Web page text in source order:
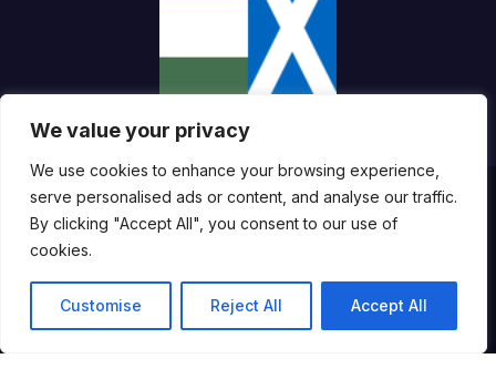
We value your privacy
We use cookies to enhance your browsing experience,
serve personalised ads or content, and analyse our traffic.
By clicking "Accept All", you consent to our use of
cookies.
Customise Reject All Accept All
Proudly powered by WordPress|Theme:Newsup byThemeansar
Accessibility Statement ImpresszumCopyright NoticeTerms of Use